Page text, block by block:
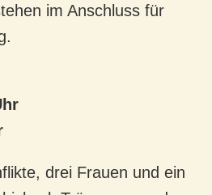
im Anschluss für
drei Frauen und ein